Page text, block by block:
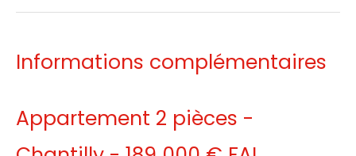
Informations complémentaires
Appartement 2 pièces -